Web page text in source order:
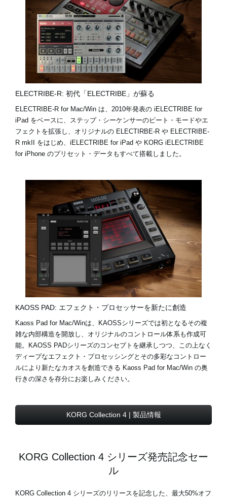
ELECTRIBE-R: 初代「ELECTRIBE」が蘇る
ELECTRIBE-R for Mac/Win は、2010年発表の iELECTRIBE for
iPad をベースに、ステップ・シーケンサーのビート・モードやエ
フェクトを拡張し、オリジナルの ELECTIRBE-R や ELECTRIBE-
R mkII をはじめ、iELECTRIBE for iPad や KORG iELECTRIBE
for iPhone のプリセット・データもすべて搭載しました。
KAOSS PAD: エフェクト・プロセッサーを新たに創造
Kaoss Pad for Mac/Winは、KAOSSシリーズでは初となるその複
雑な内部構造を開放し、オリジナルのコントロール体系も作成可
能。KAOSS PADシリーズのコンセプトを継承しつつ、この上なく
ディープなエフェクト・プロセッシングとその多彩なコントロー
ルにより新たなカオスを創造できる Kaoss Pad for Mac/Win の奥
行きの深さを存分にお楽しみください。
KORG Collection 4 | 製品情報
KORG Collection 4 シリーズ発売記念セー
ル
KORG Collection 4 シリーズのリリースを記念した、最大50%オフ